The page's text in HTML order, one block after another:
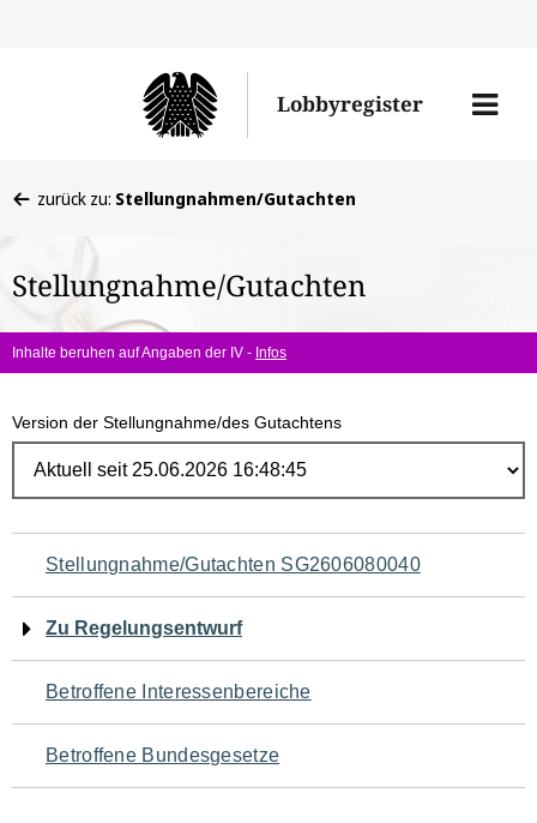
Lobbyregister
Menü
befinden
hier:
zurück zu: Stellungnahmen/Gutachten
Stellungnahme/Gutachten
Inhalte beruhen auf Angaben der IV - Infos
Version der Stellungnahme/des Gutachtens
Navigation
für
den
Seiteninhalt
Stellungnahme/Gutachten SG2606080040
Zu Regelungsentwurf
Betroffene Interessenbereiche
Betroffene Bundesgesetze